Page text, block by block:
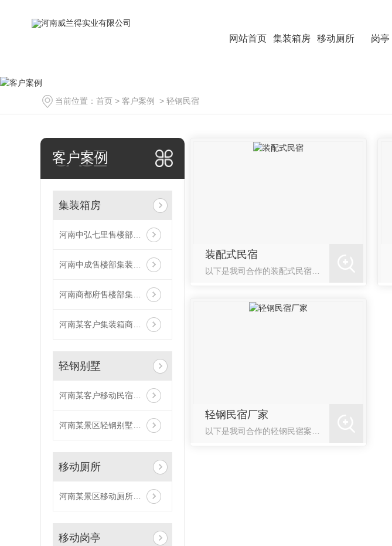
网站首页 集装箱房 移动厕所 岗亭
当前位置： 首页 > 客户案例 > 轻钢民宿
CASE
客户案例
集装箱房
河南中弘七里售楼部集装箱房合作案例
河南中成售楼部集装箱房合作案例
河南商都府售楼部集装箱房合作案例
河南某客户集装箱商铺合作案例
轻钢别墅
河南某客户移动民宿轻钢别墅合作案例
河南某景区轻钢别墅合作案例
移动厕所
河南某景区移动厕所合作案例
移动岗亭
装配式民宿
轻钢民宿厂家